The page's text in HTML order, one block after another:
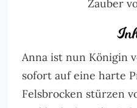
Zauber
Anna ist nun Königin
sofort auf eine harte
Felsbrocken stürzen